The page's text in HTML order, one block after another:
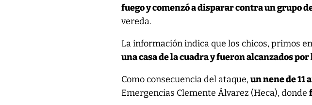
fuego y comenzó a disparar contra un grupo
vereda.
La información indica que los chicos, primos
una casa de la cuadra y fueron alcanzados por
Como consecuencia del ataque,un nene de 11
Emergencias Clemente Álvarez (Heca), donde